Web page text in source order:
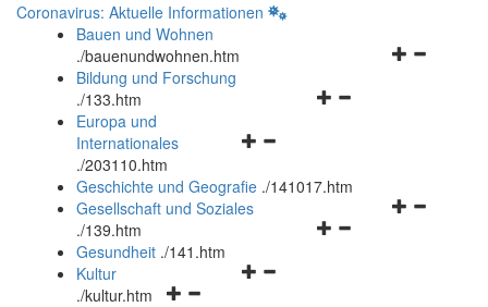
Coronavirus: Aktuelle Informationen
Bauen und Wohnen
./bauenundwohnen.htm
Navigationsmenü
Bildung und Forschung
./133.htm
Navigationsmenü
und
schließen
Europa und
Internationales
./203110.htm
Geschichte und Geografie ./141017.htm
Navigationsmenü
Gesellschaft und Soziales
./139.htm
Navigationsmenü
Gesundheit ./141.htm
Navigationsmenü
Kultur
./kultur.htm